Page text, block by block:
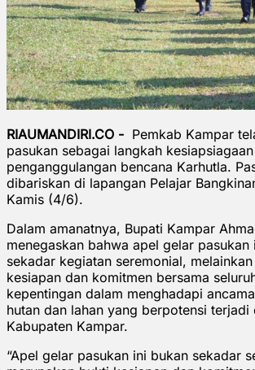
RIAUMANDIRI.CO - Pemkab Kampar
pasukan sebagai langkah
penganggulangan bencana Karhutla.
dibariskan di lapangan Pelajar
Kamis (4/6).
Dalam amanatnya, Bupati Kampar
menegaskan bahwa apel gelar pasukan
sekadar kegiatan seremonial,
kesiapan dan komitmen bersama
kepentingan dalam menghadapi
hutan dan lahan yang berpotensi terjadi
Kabupaten Kampar.
“Apel gelar pasukan ini bukan sekadar